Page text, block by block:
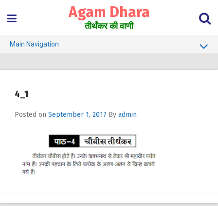
content
Agam Dhara
तीर्थंकर की वाणी
Main Navigation
Jain Darshan Dictionary
4_1
Posted on September 1, 2017 By admin